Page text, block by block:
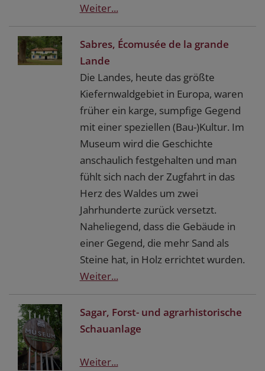
Weiter...
Sabres, Écomusée de la grande
Lande
Die Landes, heute das größte
Kiefernwaldgebiet in Europa, waren
früher ein karge, sumpfige Gegend
mit einer speziellen (Bau-)Kultur. Im
Museum wird die Geschichte
anschaulich festgehalten und man
fühlt sich nach der Zugfahrt in das
Herz des Waldes um zwei
Jahrhunderte zurück versetzt.
Naheliegend, dass die Gebäude in
einer Gegend, die mehr Sand als
Steine hat, in Holz errichtet wurden.
Weiter...
Sagar, Forst- und agrarhistorische
Schauanlage
Weiter...